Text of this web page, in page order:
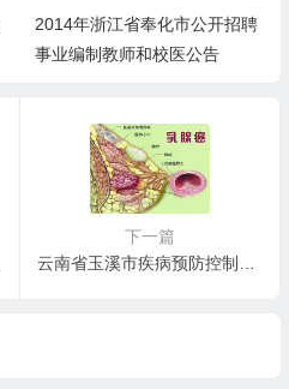
2014年浙江省奉化市公开招聘
事业编制教师和校医公告
下一篇